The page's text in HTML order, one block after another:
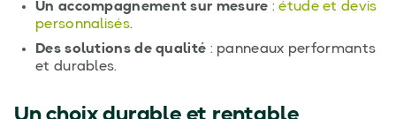
Un accompagnement sur mesure :étude et devis
personnalisés.
Des solutions de qualité : panneaux performants
et durables.